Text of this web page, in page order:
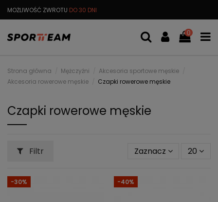
MOŻLIWOŚĆ ZWROTU DO 30 DNI
0
Strona główna Mężczyźni
Akcesoria sportowe męskie
Akcesoria rowerowe męskie
Czapki rowerowe męskie
Czapki rowerowe męskie
Filtr Zaznacz 20
-30% -40%